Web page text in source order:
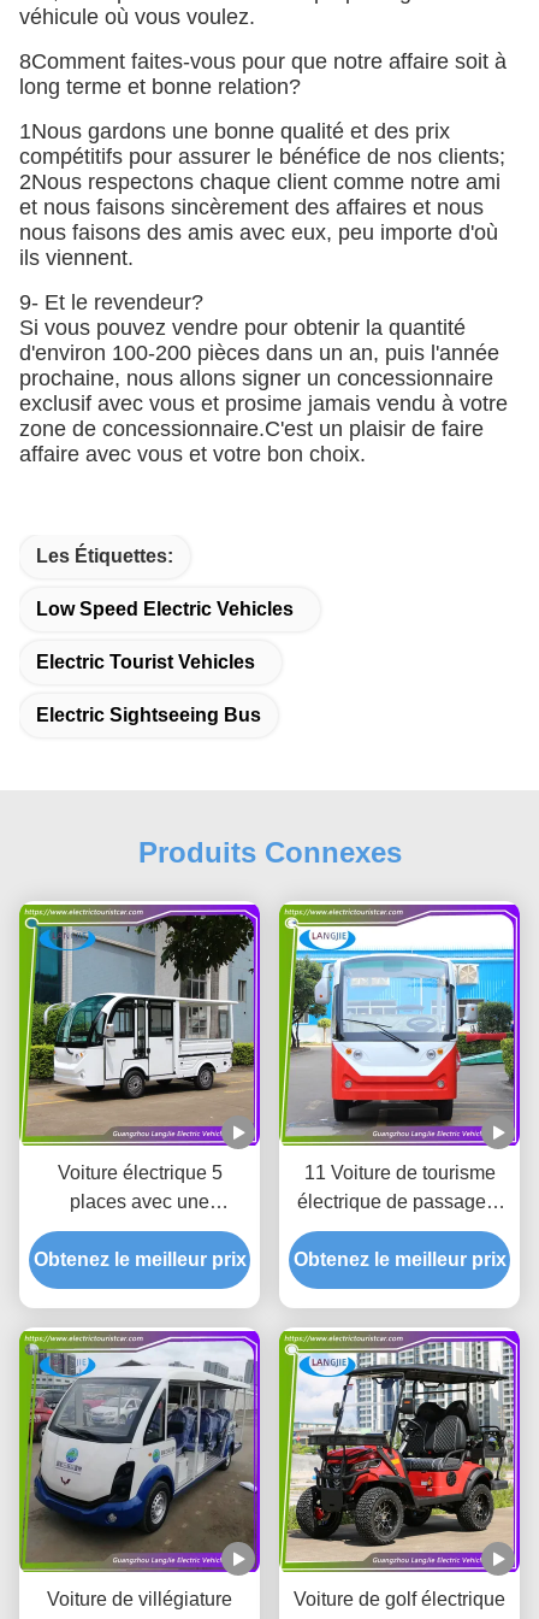
véhicule où vous voulez.
8Comment faites-vous pour que notre affaire soit à
long terme et bonne relation?
1Nous gardons une bonne qualité et des prix
compétitifs pour assurer le bénéfice de nos clients;
2Nous respectons chaque client comme notre ami
et nous faisons sincèrement des affaires et nous
nous faisons des amis avec eux, peu importe d'où
ils viennent.
9- Et le revendeur?
Si vous pouvez vendre pour obtenir la quantité
d'environ 100-200 pièces dans un an, puis l'année
prochaine, nous allons signer un concessionnaire
exclusif avec vous et prosime jamais vendu à votre
zone de concessionnaire.C'est un plaisir de faire
affaire avec vous et votre bon choix.
Les Étiquettes:
Low Speed Electric Vehicles
Electric Tourist Vehicles
Electric Sightseeing Bus
Produits Connexes
Voiture électrique 5
places avec une
autonomie de 70 km et
une capacité de 5
passagers pour l'hôtel
Obtenez le meilleur prix
11 Voiture de tourisme
électrique de passagers
Moteur AC 72V Avec
max. Vitesse 30km/h
Pour l'hôtel
Obtenez le meilleur prix
Voiture de villégiature
Voiture de golf électrique